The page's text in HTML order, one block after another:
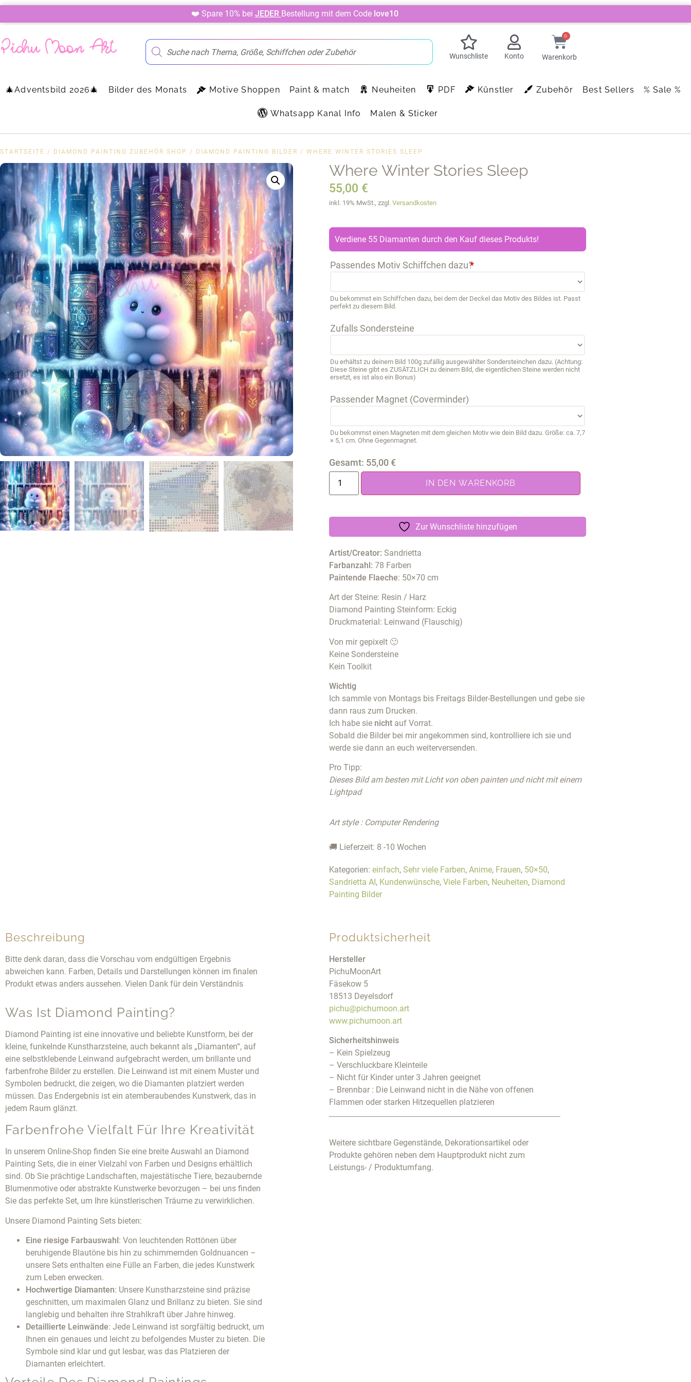
❤️ Spare 10% bei JEDER Bestellung mit dem Code love10
Wunschliste Konto
0
Warenkorb
🎄Adventsbild 2026🎄 Bilder des Monats Motive Shoppen Paint & match Neuheiten PDF Künstler Zubehör Best Sellers % Sale %
Whatsapp Kanal Info Malen & Sticker
STARTSEITE / DIAMOND PAINTING ZUBEHÖR SHOP / DIAMOND PAINTING BILDER / WHERE WINTER STORIES SLEEP
Where Winter Stories Sleep
55,00 €
inkl. 19% MwSt., zzgl. Versandkosten
Verdiene 55 Diamanten durch den Kauf dieses Produkts!
Passendes Motiv Schiffchen dazu?*
Du bekommst ein Schiffchen dazu, bei dem der Deckel das Motiv des Bildes ist. Passt
perfekt zu diesem Bild.
Zufalls Sondersteine
Du erhältst zu deinem Bild 100g zufällig ausgewählter Sondersteinchen dazu. (Achtung:
Diese Steine gibt es ZUSÄTZLICH zu deinem Bild, die eigentlichen Steine werden nicht
ersetzt, es ist also ein Bonus)
Passender Magnet (Coverminder)
Du bekommst einen Magneten mit dem gleichen Motiv wie dein Bild dazu. Größe: ca. 7,7
× 5,1 cm. Ohne Gegenmagnet.
Gesamt: 55,00 €
IN DEN WARENKORB
Zur Wunschliste hinzufügen
Artist/Creator: Sandrietta
Farbanzahl: 78 Farben
Paintende Flaeche: 50×70 cm
Art der Steine: Resin / Harz
Diamond Painting Steinform: Eckig
Druckmaterial: Leinwand (Flauschig)
Von mir gepixelt 🙂
Keine Sondersteine
Kein Toolkit
Wichtig
Ich sammle von Montags bis Freitags Bilder-Bestellungen und gebe sie
dann raus zum Drucken.
Ich habe sie nicht auf Vorrat.
Sobald die Bilder bei mir angekommen sind, kontrolliere ich sie und
werde sie dann an euch weiterversenden.
Pro Tipp:
Dieses Bild am besten mit Licht von oben painten und nicht mit einem
Lightpad
Art style : Computer Rendering
🚚 Lieferzeit: 8 -10 Wochen
Kategorien: einfach, Sehr viele Farben, Anime, Frauen, 50×50,
Sandrietta AI, Kundenwünsche, Viele Farben, Neuheiten, Diamond
Painting Bilder
Beschreibung
Bitte denk daran, dass die Vorschau vom endgültigen Ergebnis
abweichen kann. Farben, Details und Darstellungen können im finalen
Produkt etwas anders aussehen. Vielen Dank für dein Verständnis
Was Ist Diamond Painting?
Diamond Painting ist eine innovative und beliebte Kunstform, bei der
kleine, funkelnde Kunstharzsteine, auch bekannt als „Diamanten“, auf
eine selbstklebende Leinwand aufgebracht werden, um brillante und
farbenfrohe Bilder zu erstellen. Die Leinwand ist mit einem Muster und
Symbolen bedruckt, die zeigen, wo die Diamanten platziert werden
müssen. Das Endergebnis ist ein atemberaubendes Kunstwerk, das in
jedem Raum glänzt.
Farbenfrohe Vielfalt Für Ihre Kreativität
In unserem Online-Shop finden Sie eine breite Auswahl an Diamond
Painting Sets, die in einer Vielzahl von Farben und Designs erhältlich
sind. Ob Sie prächtige Landschaften, majestätische Tiere, bezaubernde
Blumenmotive oder abstrakte Kunstwerke bevorzugen – bei uns finden
Sie das perfekte Set, um Ihre künstlerischen Träume zu verwirklichen.
Unsere Diamond Painting Sets bieten:
Eine riesige Farbauswahl: Von leuchtenden Rottönen über
beruhigende Blautöne bis hin zu schimmernden Goldnuancen –
unsere Sets enthalten eine Fülle an Farben, die jedes Kunstwerk
zum Leben erwecken.
Hochwertige Diamanten: Unsere Kunstharzsteine sind präzise
geschnitten, um maximalen Glanz und Brillanz zu bieten. Sie sind
langlebig und behalten ihre Strahlkraft über Jahre hinweg.
Detaillierte Leinwände: Jede Leinwand ist sorgfältig bedruckt, um
Ihnen ein genaues und leicht zu befolgendes Muster zu bieten. Die
Symbole sind klar und gut lesbar, was das Platzieren der
Diamanten erleichtert.
Produktsicherheit
Hersteller
PichuMoonArt
Fäsekow 5
18513 Deyelsdorf
pichu@pichumoon.art
www.pichumoon.art
Sicherheitshinweis
– Kein Spielzeug
– Verschluckbare Kleinteile
– Nicht für Kinder unter 3 Jahren geeignet
– Brennbar : Die Leinwand nicht in die Nähe von offenen
Flammen oder starken Hitzequellen platzieren
Weitere sichtbare Gegenstände, Dekorationsartikel oder
Produkte gehören neben dem Hauptprodukt nicht zum
Leistungs- / Produktumfang.